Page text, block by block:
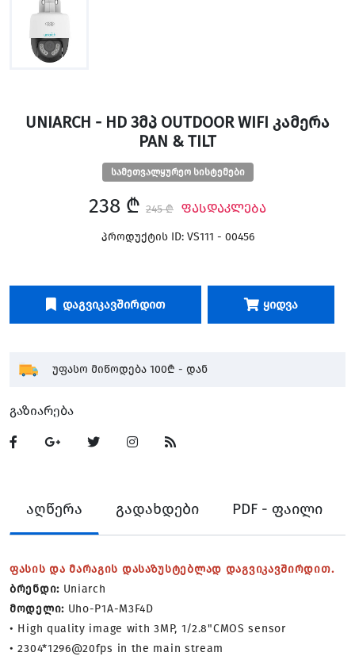
UNIARCH - HD 3ᲛᲞ OUTDOOR WIFI ᲙᲐᲛᲔᲠᲐ
PAN & TILT
სამეთვალყურეო სისტემები
238 ₾ 245 ₾ ფასდაკლება
პროდუქტის ID: VS111 - 00456
Დაგვიკავშირდით Ყიდვა
უფასო მიწოდება 100₾ - დან
Გაზიარება
აღწერა გადახდები PDF - ფაილი
ფასის და მარაგის დასაზუსტებლად დაგვიკავშირდით.
ბრენდი:Uniarch
მოდელი:Uho-P1A-M3F4D
• High quality image with 3MP, 1/2.8"CMOS sensor
• 2304*1296@20fps in the main stream